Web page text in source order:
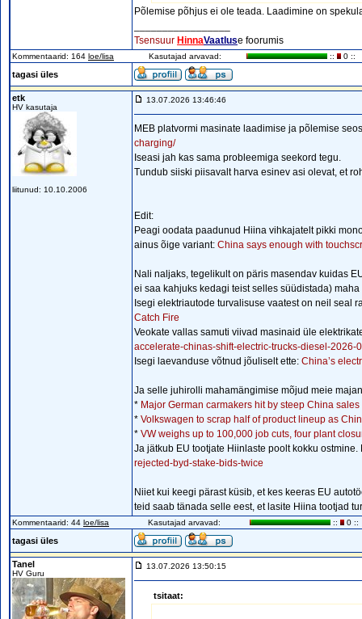
Põlemise põhjus ei ole teada. Laadimine on
Tsensuur HinnaVaatluse foorumis
Kommentaarid: 164 loe/lisa Kasutajad arvavad: :: 0 ::
tagasi üles
etk
HV kasutaja
liitunud: 10.10.2006
13.07.2026 13:46:46
MEB platvormi masinate laadimise ja põlemise
charging/
Iseasi jah kas sama probleemiga seekord tegu.
Tundub siiski piisavalt harva esinev asi olevat, et
Edit:
Peagi oodata paadunud Hiina vihkajatelt pikki
ainus õige variant: China says enough with
Nali naljaks, tegelikult on päris masendav kuidas
ei saa kahjuks kedagi teist selles süüdistada)
Isegi elektriautode turvalisuse vaatest on neil seal
Catch Fire
Veokate vallas samuti viivad masinaid üle
accelerate-chinas-shift-electric-trucks-diesel-2026-
Isegi laevanduse võtnud jõuliselt ette: China’s
Ja selle juhirolli mahamängimise mõjud meie
* Major German carmakers hit by steep China
* Volkswagen to scrap half of product lineup as
* VW weighs up to 100,000 job cuts, four plant
Ja jätkub EU tootjate Hiinlaste poolt kokku
rejected-byd-stake-bids-twice
Niiet kui keegi pärast küsib, et kes keeras EU
teid saab tänada selle eest, et lasite Hiina tootjad
Kommentaarid: 44 loe/lisa Kasutajad arvavad: :: 0 ::
tagasi üles
Tanel
HV Guru
13.07.2026 13:50:15
tsitaat: